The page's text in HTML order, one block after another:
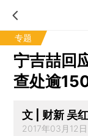
专题
宁吉喆回
查处逾
文 | 财新 吴
2017年03月12